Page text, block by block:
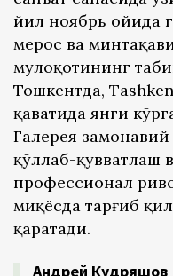
йил ноябрь ойида
мерос ва
мулоқотининг
Тошкентда,
қаватида янги
Галерея
қўллаб-қувватлаш
профессионал
миқёсда тарғиб
қаратади.
Андрей Кудряшов